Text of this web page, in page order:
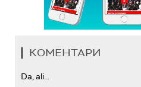
КОМЕНТАРИ
Da, ali...